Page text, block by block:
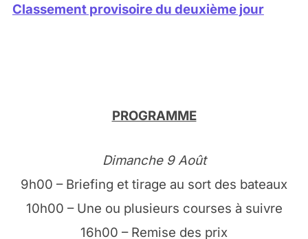
Classement provisoire du deuxième jour
PROGRAMME
Dimanche 9 Août
9h00 – Briefing et tirage au sort des bateaux
10h00 – Une ou plusieurs courses à suivre
16h00 – Remise des prix